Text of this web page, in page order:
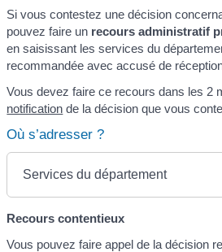
Si vous contestez une décision
pouvez faire un recours administratif
en saisissant les services du
recommandée avec accusé de
Vous devez faire ce recours dans les 2
notification de la décision que vous
Où s’adresser ?
Services du département
Recours contentieux
Vous pouvez faire appel de la décision